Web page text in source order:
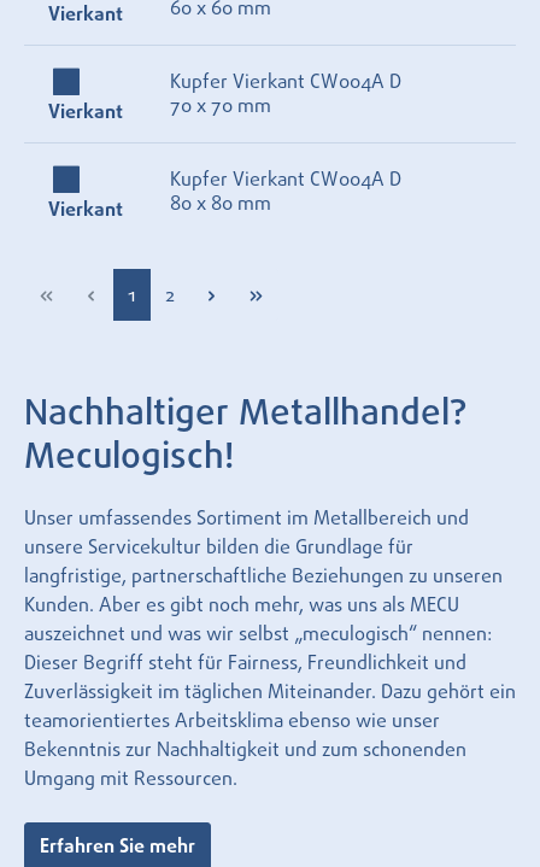
Vierkant 60 x 60 mm
Vierkant
Kupfer Vierkant CW004A D
70 x 70 mm
Vierkant
Kupfer Vierkant CW004A D
80 x 80 mm
Seite
1 Seite
2
Nachhaltiger Metallhandel?
Meculogisch!
Unser umfassendes Sortiment im Metallbereich und
unsere Servicekultur bilden die Grundlage für
langfristige, partnerschaftliche Beziehungen zu unseren
Kunden. Aber es gibt noch mehr, was uns als MECU
auszeichnet und was wir selbst „meculogisch“ nennen:
Dieser Begriff steht für Fairness, Freundlichkeit und
Zuverlässigkeit im täglichen Miteinander. Dazu gehört ein
teamorientiertes Arbeitsklima ebenso wie unser
Bekenntnis zur Nachhaltigkeit und zum schonenden
Umgang mit Ressourcen.
Erfahren Sie mehr